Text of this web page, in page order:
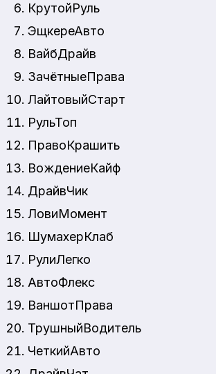
КрутойРуль
ЭщкереАвто
ВайбДрайв
ЗачётныеПрава
ЛайтовыйСтарт
РульТоп
ПравоКрашить
ВождениеКайф
ДрайвЧик
ЛовиМомент
ШумахерКлаб
РулиЛегко
АвтоФлекс
ВаншотПрава
ТрушныйВодитель
ЧеткийАвто